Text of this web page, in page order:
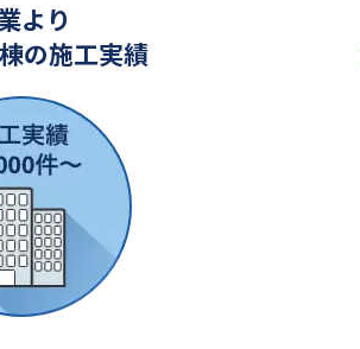
より
の施工実績